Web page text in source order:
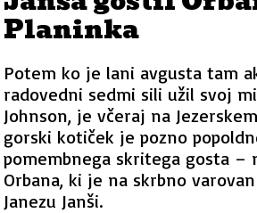
Planinka
Potem ko je lani avgusta tam
radovedni sedmi sili užil svoj
Johnson, je včeraj na
gorski kotiček je pozno
pomembnega skritega gosta –
Orbana, ki je na skrbno
Janezu Janši.